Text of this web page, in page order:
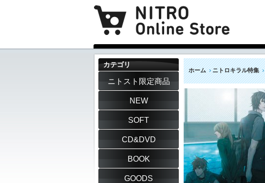
ホーム ニトロキラル特集
カテゴリ
ニトスト限定商品
NEW
SOFT
CD&DVD
BOOK
GOODS